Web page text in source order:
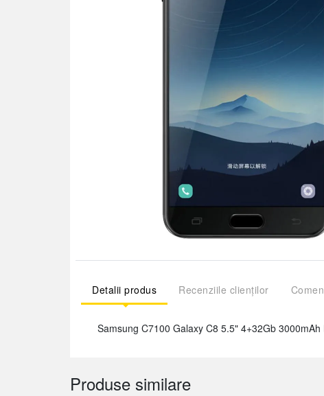
Detalii produs Recenziile clienților
Samsung C7100 Galaxy C8 5.5" 4+32Gb 3000mAh
Produse similare